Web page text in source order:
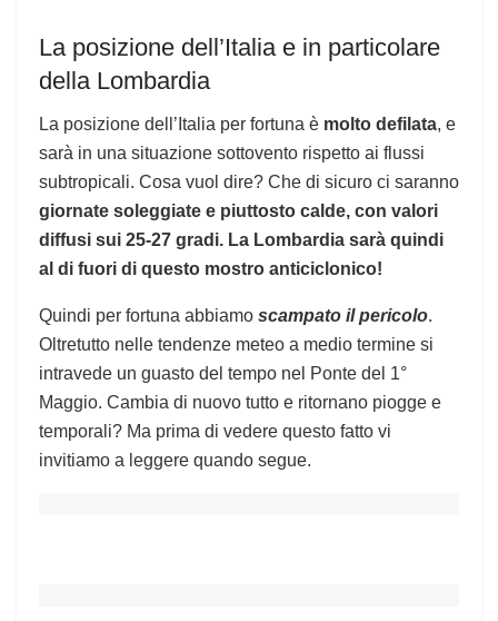
La posizione dell’Italia e in particolare
della Lombardia
La posizione dell’Italia per fortuna è molto defilata, e
sarà in una situazione sottovento rispetto ai flussi
subtropicali. Cosa vuol dire? Che di sicuro ci saranno
giornate soleggiate e piuttosto calde, con valori
diffusi sui 25-27 gradi. La Lombardia sarà quindi
al di fuori di questo mostro anticiclonico!
Quindi per fortuna abbiamo scampato il pericolo.
Oltretutto nelle tendenze meteo a medio termine si
intravede un guasto del tempo nel Ponte del 1°
Maggio. Cambia di nuovo tutto e ritornano piogge e
temporali? Ma prima di vedere questo fatto vi
invitiamo a leggere quando segue.